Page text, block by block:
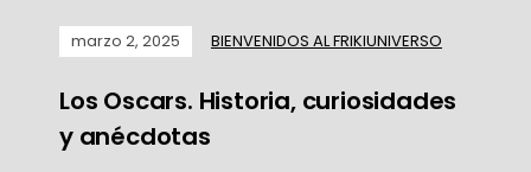
marzo 2, 2025 BIENVENIDOS AL FRIKIUNIVERSO
Los Oscars. Historia, curiosidades
y anécdotas